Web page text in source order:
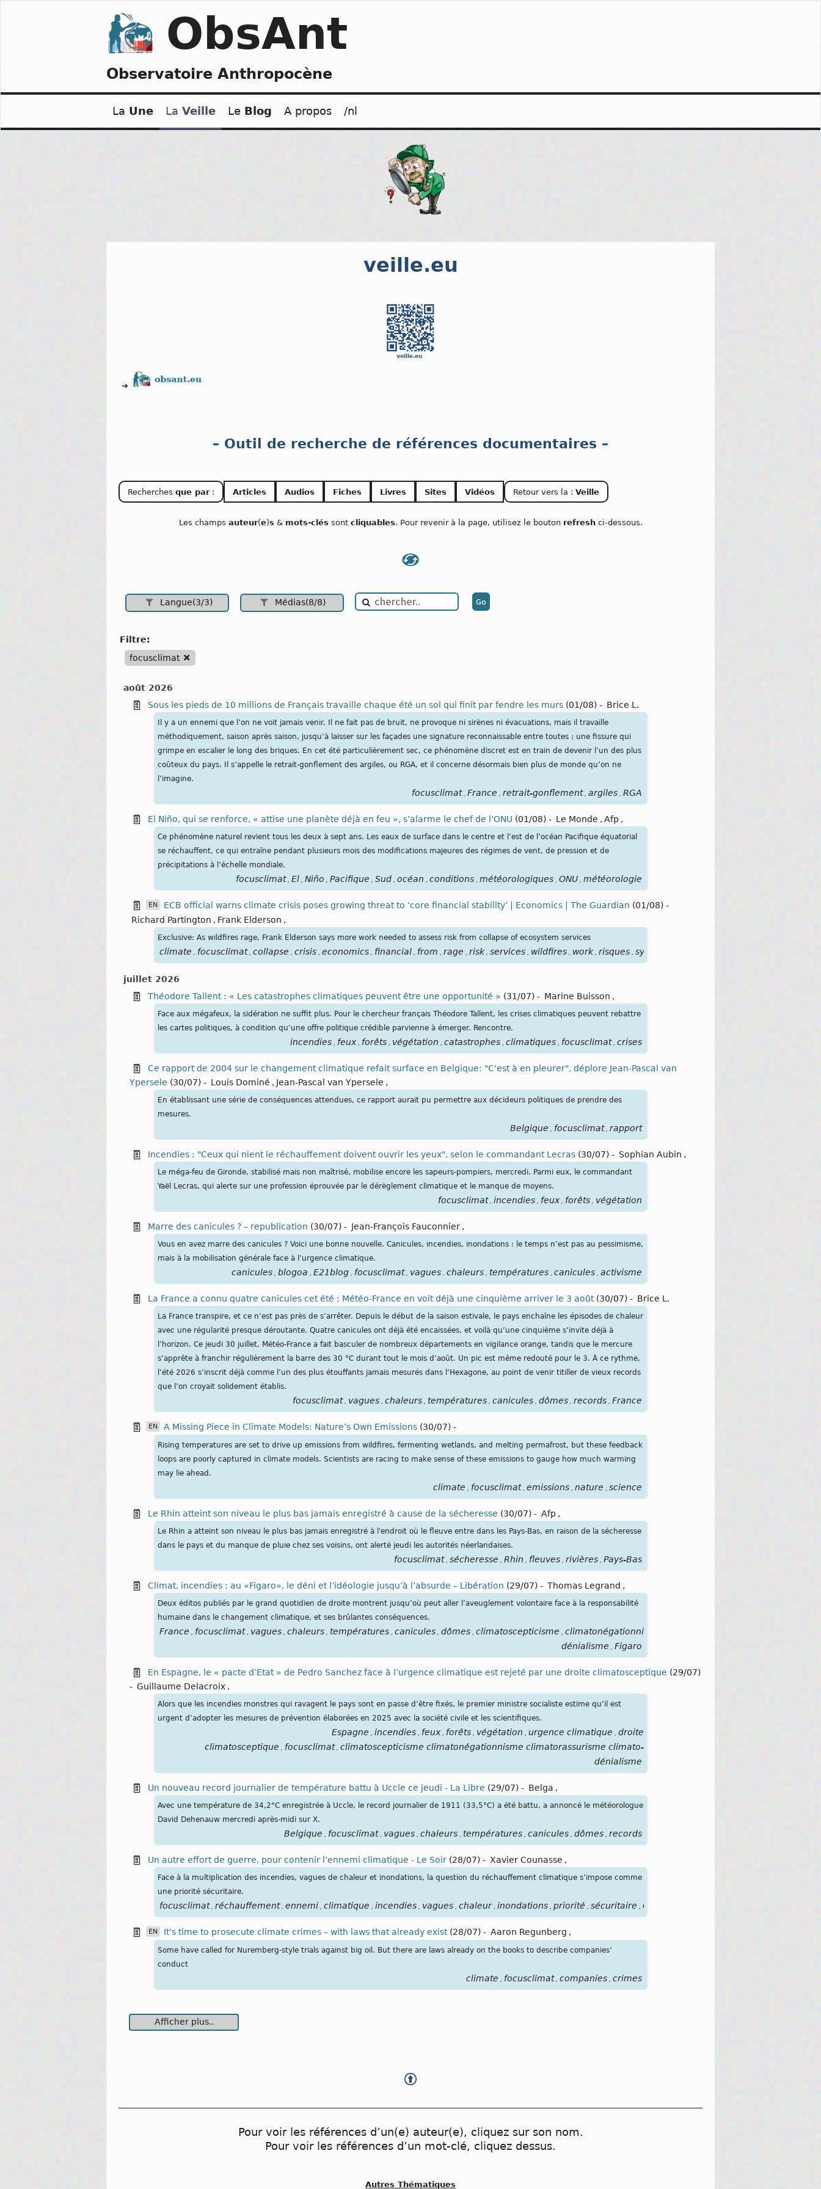
ObsAnt
Observatoire Anthropocène
La Une La Veille Le Blog A propos /nl
veille.eu
➔
– Outil de recherche de références documentaires –
Recherches que par: Articles Audios Fiches Livres Sites Vidéos Retour vers la : Veille
Les champs auteur(e)s & mots-clés sont cliquables. Pour revenir à la page, utilisez le bouton refreshci-dessous.
Langue(3/3) Médias(8/8)
filtre:
focusclimat
août 2026
Sous les pieds de 10 millions de Français travaille chaque été un sol qui finit par fendre les murs (01/08) - Brice L.
Il y a un ennemi que l’on ne voit jamais venir. Il ne fait pas de bruit, ne provoque ni sirènes ni évacuations, mais il travaille
méthodiquement, saison après saison, jusqu’à laisser sur les façades une signature reconnaissable entre toutes : une fissure qui
grimpe en escalier le long des briques. En cet été particulièrement sec, ce phénomène discret est en train de devenir l’un des plus
coûteux du pays. Il s’appelle le retrait-gonflement des argiles, ou RGA, et il concerne désormais bien plus de monde qu’on ne
l’imagine.
focusclimat France retrait-gonflement argiles RGA
El Niño, qui se renforce, « attise une planète déjà en feu », s’alarme le chef de l’ONU (01/08) - Le Monde , Afp ,
Ce phénomène naturel revient tous les deux à sept ans. Les eaux de surface dans le centre et l’est de l’océan Pacifique équatorial
se réchauffent, ce qui entraîne pendant plusieurs mois des modifications majeures des régimes de vent, de pression et de
précipitations à l’échelle mondiale.
focusclimat El Niño Pacifique Sud océan conditions météorologiques ONU météorologie
EN ECB official warns climate crisis poses growing threat to ‘core financial stability’ | Economics | The Guardian (01/08) -
Richard Partington , Frank Elderson ,
Exclusive: As wildfires rage, Frank Elderson says more work needed to assess risk from collapse of ecosystem services
climate focusclimat collapse crisis economics financial from rage risk services wildfires work risques systémiques
juillet 2026
Théodore Tallent : « Les catastrophes climatiques peuvent être une opportunité » (31/07) - Marine Buisson ,
Face aux mégafeux, la sidération ne suffit plus. Pour le chercheur français Théodore Tallent, les crises climatiques peuvent rebattre
les cartes politiques, à condition qu’une offre politique crédible parvienne à émerger. Rencontre.
incendies feux forêts végétation catastrophes climatiques focusclimat crises
Ce rapport de 2004 sur le changement climatique refait surface en Belgique: "C'est à en pleurer", déplore Jean-Pascal van
Ypersele (30/07) - Louis Dominé , Jean-Pascal van Ypersele ,
En établissant une série de conséquences attendues, ce rapport aurait pu permettre aux décideurs politiques de prendre des
mesures.
Belgique focusclimat rapport
Incendies : "Ceux qui nient le réchauffement doivent ouvrir les yeux", selon le commandant Lecras (30/07) - Sophian Aubin ,
Le méga-feu de Gironde, stabilisé mais non maîtrisé, mobilise encore les sapeurs-pompiers, mercredi. Parmi eux, le commandant
Yaël Lecras, qui alerte sur une profession éprouvée par le dérèglement climatique et le manque de moyens.
focusclimat incendies feux forêts végétation
Marre des canicules ? – republication (30/07) - Jean-François Fauconnier ,
Vous en avez marre des canicules ? Voici une bonne nouvelle. Canicules, incendies, inondations : le temps n’est pas au pessimisme,
mais à la mobilisation générale face à l’urgence climatique.
canicules blogoa E21blog focusclimat vagues chaleurs températures canicules activisme
La France a connu quatre canicules cet été : Météo-France en voit déjà une cinquième arriver le 3 août(30/07) - Brice L.
La France transpire, et ce n’est pas près de s’arrêter. Depuis le début de la saison estivale, le pays enchaîne les épisodes de chaleur
avec une régularité presque déroutante. Quatre canicules ont déjà été encaissées, et voilà qu’une cinquième s’invite déjà à
l’horizon. Ce jeudi 30 juillet, Météo-France a fait basculer de nombreux départements en vigilance orange, tandis que le mercure
s’apprête à franchir régulièrement la barre des 30 °C durant tout le mois d’août. Un pic est même redouté pour le 3. À ce rythme,
l’été 2026 s’inscrit déjà comme l’un des plus étouffants jamais mesurés dans l’Hexagone, au point de venir titiller de vieux records
que l’on croyait solidement établis.
focusclimat vagues chaleurs températures canicules dômes records France
EN A Missing Piece in Climate Models: Nature’s Own Emissions (30/07) -
Rising temperatures are set to drive up emissions from wildfires, fermenting wetlands, and melting permafrost, but these feedback
loops are poorly captured in climate models. Scientists are racing to make sense of these emissions to gauge how much warming
may lie ahead.
climate focusclimat emissions nature science
Le Rhin atteint son niveau le plus bas jamais enregistré à cause de la sécheresse (30/07) - Afp ,
Le Rhin a atteint son niveau le plus bas jamais enregistré à l'endroit où le fleuve entre dans les Pays-Bas, en raison de la sécheresse
dans le pays et du manque de pluie chez ses voisins, ont alerté jeudi les autorités néerlandaises.
focusclimat sécheresse Rhin fleuves rivières Pays-Bas
Climat, incendies : au «Figaro», le déni et l’idéologie jusqu’à l’absurde – Libération (29/07) - Thomas Legrand ,
Deux éditos publiés par le grand quotidien de droite montrent jusqu’où peut aller l’aveuglement volontaire face à la responsabilité
humaine dans le changement climatique, et ses brûlantes conséquences.
France focusclimat vagues chaleurs températures canicules dômes climatoscepticisme climatonégationnisme
dénialisme
Figaro
En Espagne, le « pacte d’Etat » de Pedro Sanchez face à l’urgence climatique est rejeté par une droite climatosceptique (29/07)
- Guillaume Delacroix ,
Alors que les incendies monstres qui ravagent le pays sont en passe d’être fixés, le premier ministre socialiste estime qu’il est
urgent d’adopter les mesures de prévention élaborées en 2025 avec la société civile et les scientifiques.
Espagne incendies feux forêts végétation urgence climatique
droite
climatosceptique
focusclimat climatoscepticisme climatonégationnisme climatorassurisme climato-
dénialisme
Un nouveau record journalier de température battu à Uccle ce jeudi - La Libre (29/07) - Belga ,
Avec une température de 34,2°C enregistrée à Uccle, le record journalier de 1911 (33,5°C) a été battu, a annoncé le météorologue
David Dehenauw mercredi après-midi sur X.
Belgique focusclimat vagues chaleurs températures canicules dômes records
Un autre effort de guerre, pour contenir l’ennemi climatique - Le Soir (28/07) - Xavier Counasse ,
Face à la multiplication des incendies, vagues de chaleur et inondations, la question du réchauffement climatique s’impose comme
une priorité sécuritaire.
focusclimat réchauffement ennemi climatique incendies vagues chaleur inondations priorité sécuritaire Oarefacompl
EN It’s time to prosecute climate crimes – with laws that already exist (28/07) - Aaron Regunberg ,
Some have called for Nuremberg-style trials against big oil. But there are laws already on the books to describe companies’
conduct
climate focusclimat companies crimes
Afficher plus..
Pour voir les références d’un(e) auteur(e), cliquez sur son nom.
Pour voir les références d’un mot-clé, cliquez dessus.
Autres Thématiques